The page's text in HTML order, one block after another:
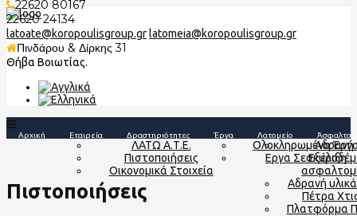
22620 80167
22620 24134
latoate@koropoulisgroup.grlatomeia@koropoulisgroup.gr
Πινδάρου & Δίρκης 31
Θήβα Βοιωτίας.
Αρχική Εταιρεία
ΛΑΤΩ Α.Τ.Ε.
Πιστοποιήσεις
Οικονομικά Στοιχεία
Δραστηριότητες Έργα
Ολοκληρωμένα
Εργα Σε Εξέλιξη
Λατομείο
Αδρανή
Αδρανή
Πέτρα
Πλατφόρμα
Άσφαλτος
Πιστοποιήσεις